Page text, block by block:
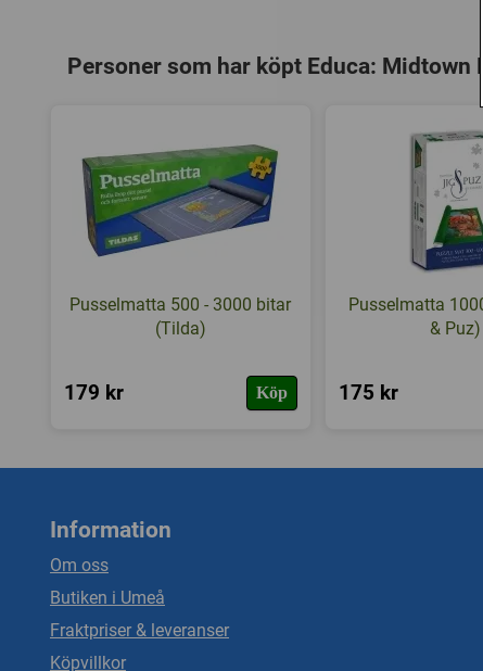
Personer som har köpt Educa: Midtown
Pusselmatta 500 - 3000 bitar
(Tilda)
179 kr Köp
Pusselmatta
& Puz)
175 kr
Information
Om oss
Butiken i Umeå
Fraktpriser & leveranser
Köpvillkor